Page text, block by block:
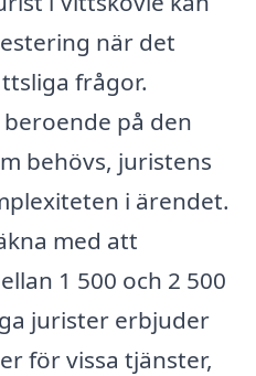
när det
frågor.
på den
behövs, juristens
i ärendet.
med att
1 500 och 2 500
jurister erbjuder
för vissa tjänster,